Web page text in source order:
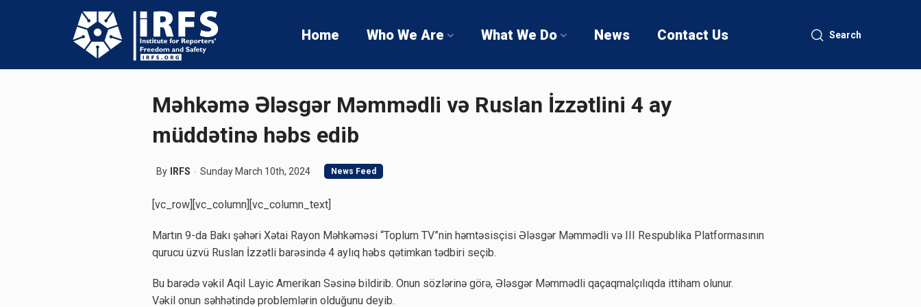
Home Who We Are What We Do News Contact Us Search
Məhkəmə Ələsgər Məmmədli və Ruslan İzzətlini 4 ay
müddətinə həbs edib
By IRFS Sunday March 10th, 2024 News Feed
[vc_row][vc_column][vc_column_text]​
Martın 9-da Bakı şəhəri Xətai Rayon Məhkəməsi “Toplum TV”nin həmtəsisçisi Ələsgər Məmmədli və III Respublika Platformasının
qurucu üzvü Ruslan İzzətli barəsində 4 aylıq həbs qətimkan tədbiri seçib.
Bu barədə vəkil Aqil Layic Amerikan Səsinə bildirib. Onun sözlərinə görə, Ələsgər Məmmədli qaçaqmalçılıqda ittiham olunur.
Vəkil onun səhhətində problemlərin olduğunu deyib.